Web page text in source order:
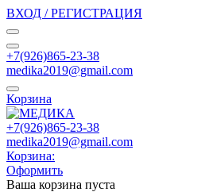
ВХОД / РЕГИСТРАЦИЯ
+7(926)865-23-38
medika2019@gmail.com
Корзина
+7(926)865-23-38
medika2019@gmail.com
Корзина:
Оформить
Ваша корзина пуста